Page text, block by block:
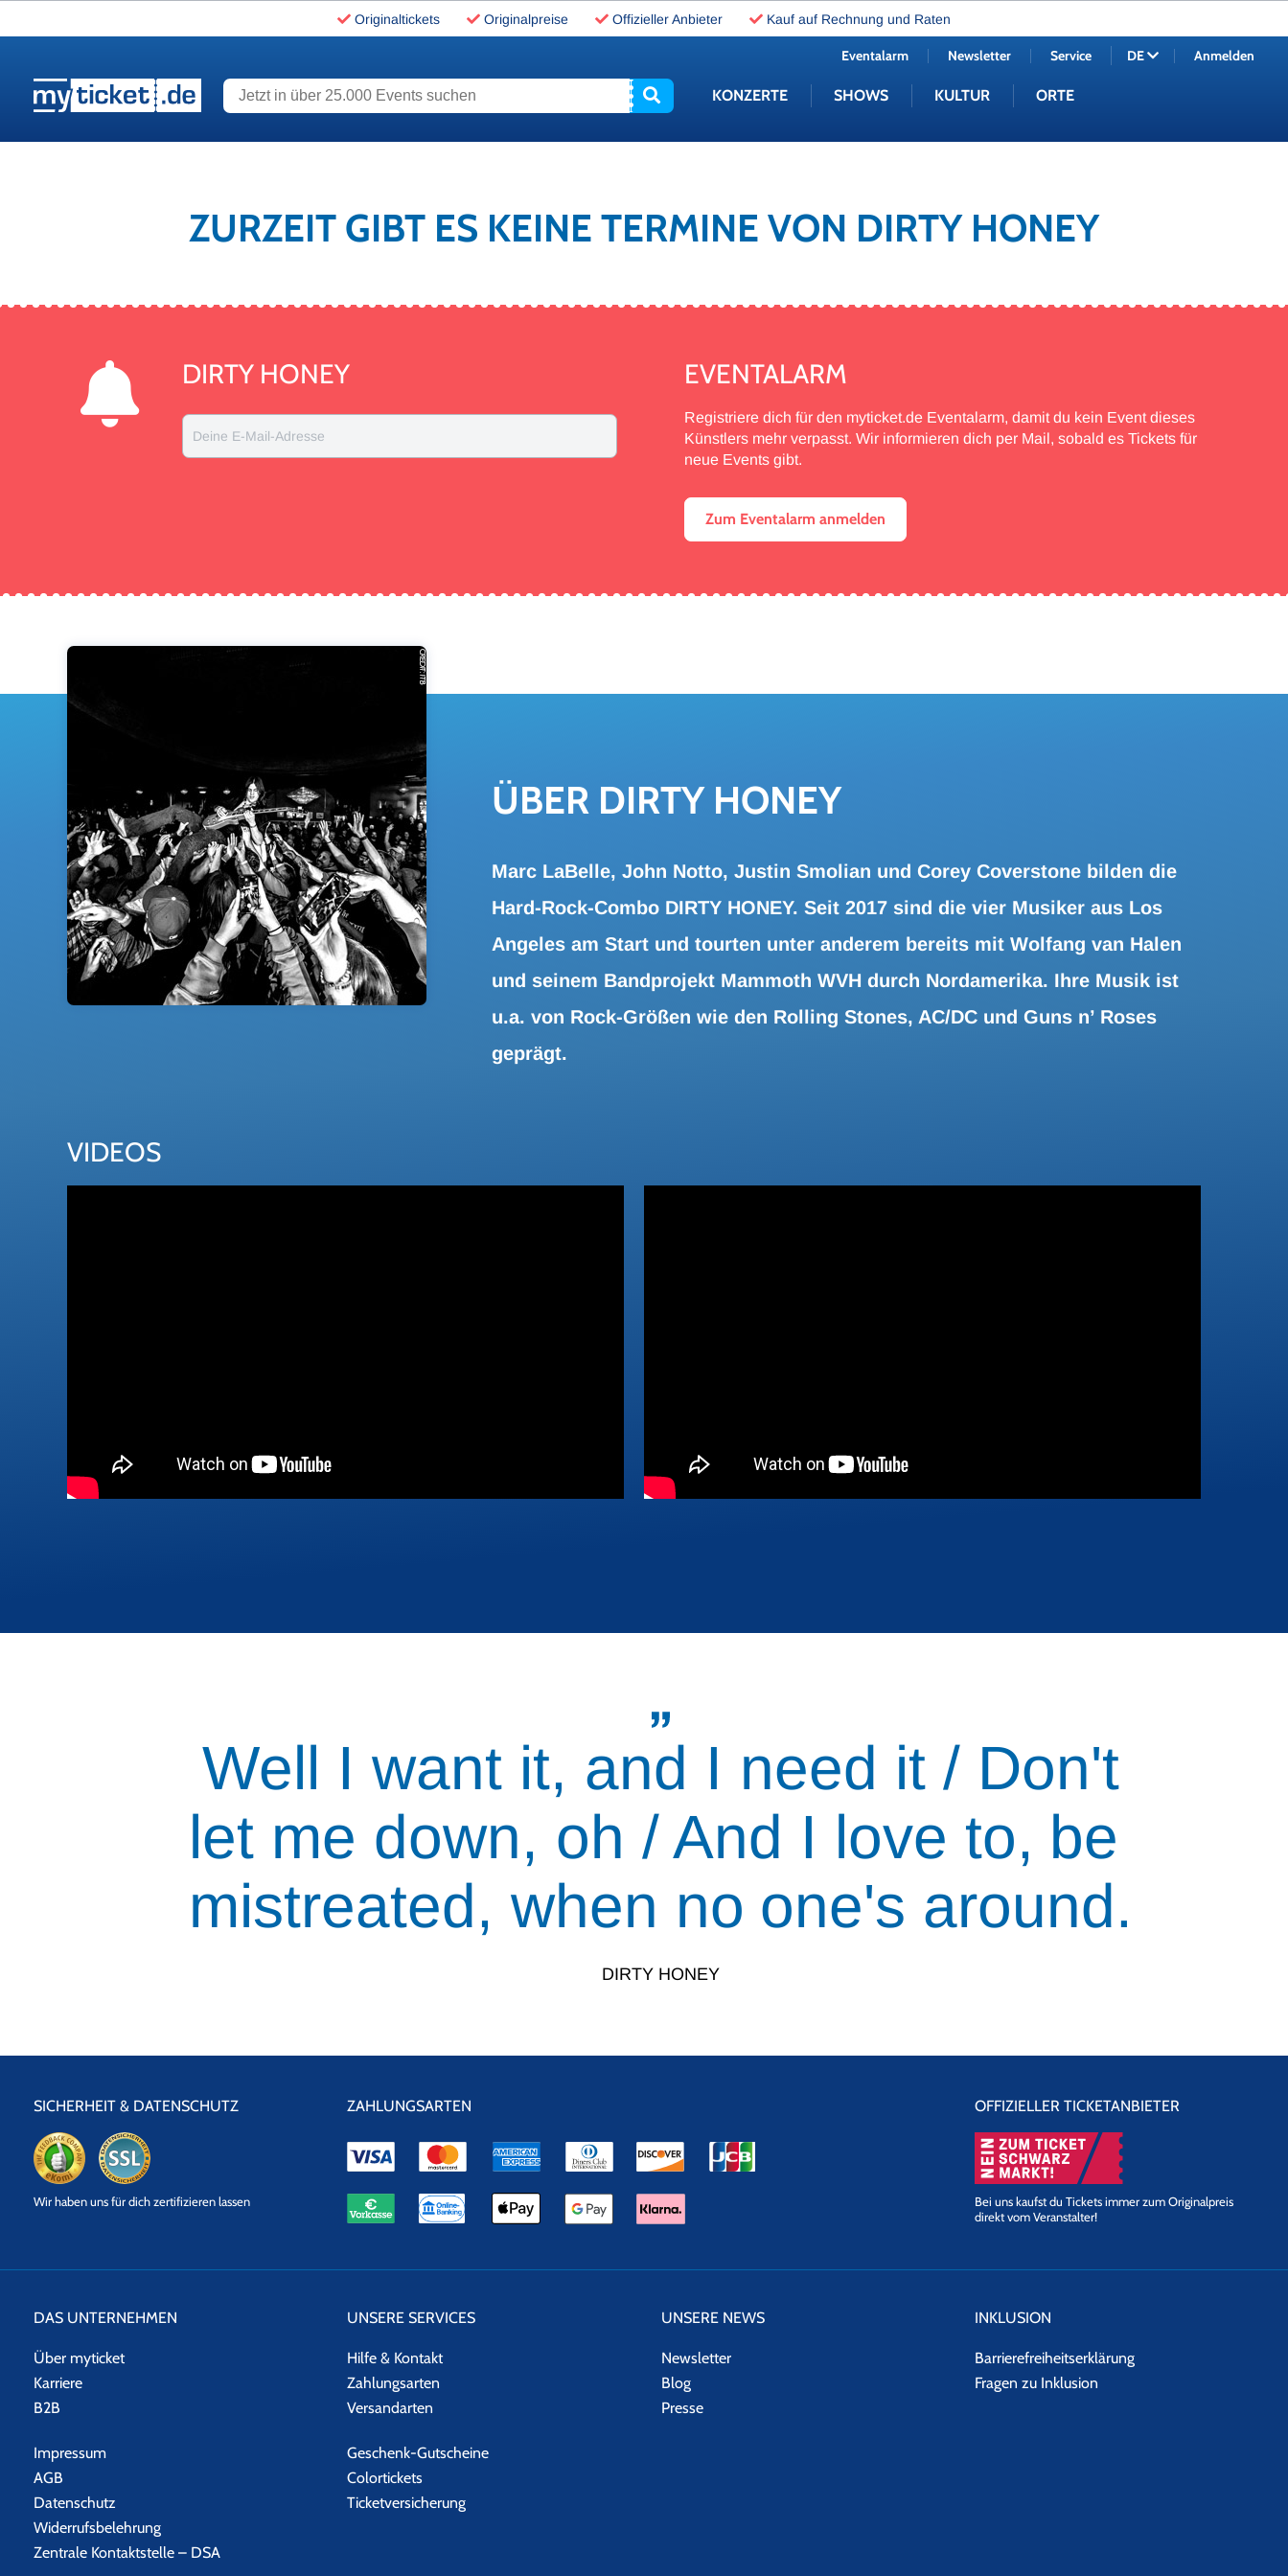
Originaltickets Originalpreise Offizieller Anbieter Kauf auf Rechnung und Raten
Jetzt in über 25.000 Events suchen KONZERTE SHOWS KULTUR ORTE
Eventalarm Newsletter Service DE Anmelden
ZURZEIT GIBT ES KEINE TERMINE VON DIRTY HONEY
DIRTY HONEY
Deine E-Mail-Adresse
EVENTALARM
Registriere dich für den myticket.de Eventalarm, damit du kein Event dieses
Künstlers mehr verpasst. Wir informieren dich per Mail, sobald es Tickets für
neue Events gibt.
Zum Eventalarm anmelden
ÜBER DIRTY HONEY
Marc LaBelle, John Notto, Justin Smolian und Corey Coverstone bilden die
Hard-Rock-Combo DIRTY HONEY. Seit 2017 sind die vier Musiker aus Los
Angeles am Start und tourten unter anderem bereits mit Wolfang van Halen
und seinem Bandprojekt Mammoth WVH durch Nordamerika. Ihre Musik ist
u.a. von Rock-Größen wie den Rolling Stones, AC/DC und Guns n’ Roses
geprägt.
VIDEOS
Well I want it, and I need it / Don't
let me down, oh / And I love to, be
mistreated, when no one's around.
DIRTY HONEY
SICHERHEIT & DATENSCHUTZ
Datensicherheit
Wir haben uns für dich zertifizieren lassen
ZAHLUNGSARTEN OFFIZIELLER TICKETANBIETER
Bei uns kaufst du Tickets immer zum Originalpreis
direkt vom Veranstalter!
DAS UNTERNEHMEN
Über myticket
Karriere
B2B
Impressum
AGB
Datenschutz
Widerrufsbelehrung
Zentrale Kontaktstelle – DSA
UNSERE SERVICES
Hilfe & Kontakt
Zahlungsarten
Versandarten
Geschenk-Gutscheine
Colortickets
Ticketversicherung
UNSERE NEWS
Newsletter
Blog
Presse
INKLUSION
Barrierefreiheitserklärung
Fragen zu Inklusion